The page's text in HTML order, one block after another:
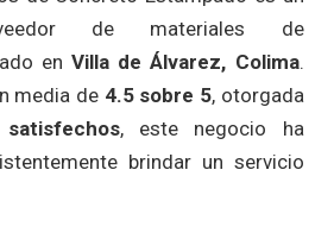
de materiales de
en Villa de Álvarez, Colima.
media de 4.5 sobre 5, otorgada
, este negocio ha
brindar un servicio